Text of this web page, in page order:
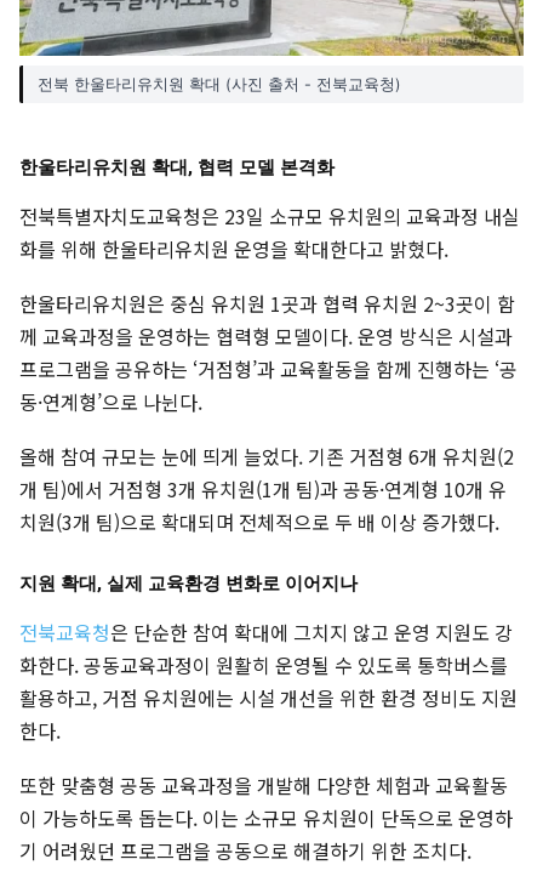
전북 한울타리유치원 확대 (사진 출처 - 전북교육청)
한울타리유치원 확대, 협력 모델 본격화
전북특별자치도교육청은 23일 소규모 유치원의 교육과정 내실
화를 위해 한울타리유치원 운영을 확대한다고 밝혔다.
한울타리유치원은 중심 유치원 1곳과 협력 유치원 2~3곳이 함
께 교육과정을 운영하는 협력형 모델이다. 운영 방식은 시설과
프로그램을 공유하는 ‘거점형’과 교육활동을 함께 진행하는 ‘공
동·연계형’으로 나뉜다.
올해 참여 규모는 눈에 띄게 늘었다. 기존 거점형 6개 유치원(2
개 팀)에서 거점형 3개 유치원(1개 팀)과 공동·연계형 10개 유
치원(3개 팀)으로 확대되며 전체적으로 두 배 이상 증가했다.
지원 확대, 실제 교육환경 변화로 이어지나
전북교육청은 단순한 참여 확대에 그치지 않고 운영 지원도 강
화한다. 공동교육과정이 원활히 운영될 수 있도록 통학버스를
활용하고, 거점 유치원에는 시설 개선을 위한 환경 정비도 지원
한다.
또한 맞춤형 공동 교육과정을 개발해 다양한 체험과 교육활동
이 가능하도록 돕는다. 이는 소규모 유치원이 단독으로 운영하
기 어려웠던 프로그램을 공동으로 해결하기 위한 조치다.